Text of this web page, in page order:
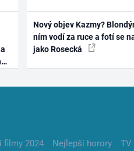
Nový objev Kazmy?
ním vodí za ruce a fotí se
jako Rosecká
filmy 2024 Nejlepší horory TV